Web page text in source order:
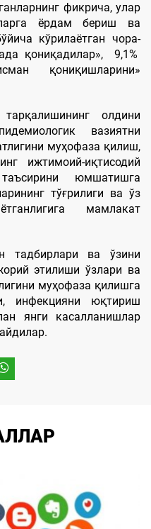
фикрича, улар
ёрдам бериш ва
кўрилаётган чора-
қониқадилар», 9,1%
қониқишларини»
олдини
вазиятни
муҳофаза қилиш,
ижтимоий-иқтисодий
юмшатишга
тўғрилиги ва ўз
мамлакат
тадбирлари ва ўзини
этилиши ўзлари ва
муҳофаза қилишга
инфекцияни юқтириш
янги касалланишлар